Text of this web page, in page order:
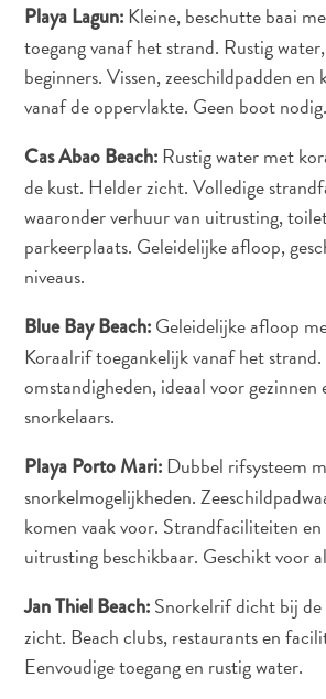
Digitale
Curaçao
Express
Pass
Service
Bezoeken
Douane
en
Playa Lagun:Kleine, beschutte baai
toegang vanaf het strand. Rustig
beginners. Vissen, zeeschildpadden
vanaf de oppervlakte. Geen boot nodig.
Cas Abao Beach:Rustig water met
de kust. Helder zicht. Volledige
waaronder verhuur van uitrusting,
parkeerplaats. Geleidelijke afloop,
niveaus.
Blue Bay Beach:Geleidelijke afloop
Koraalrif toegankelijk vanaf het
omstandigheden, ideaal voor gezinnen
snorkelaars.
Playa Porto Mari:Dubbel rifsysteem
snorkelmogelijkheden.
komen vaak voor. Strandfaciliteiten
uitrusting beschikbaar. Geschikt voor
Jan Thiel Beach:Snorkelrif dicht bij
zicht. Beach clubs, restaurants en
Eenvoudige toegang en rustig water.